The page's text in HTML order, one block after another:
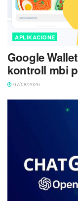
APLIKACIONE
Google
kontroll mbi
07/08/2026